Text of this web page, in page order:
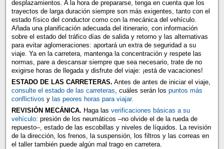
desplazamientos. A la hora de prepararse, tenga en cuenta que los
trayectos de larga duración siempre son más exigentes, tanto con el
estado físico del conductor como con la mecánica del vehículo.
Añada una planificación adecuada del itinerario, con información
sobre el estado del tráfico días de salida y retorno y las alternativas
para evitar aglomeraciones: aportará un extra de seguridad a su
viaje. Ya en la carretera, mantenga la concentración y respete las
normas, pare a descansar siempre que sea necesario, trate de no
exigirse horas de llegada y disfrute del viaje: ¡está de vacaciones!
ESTADO DE LAS CARRETERAS. Antes de antes de iniciar el viaje,
consulte el estado de las carreteras , cuáles serán los puntos más
conflictivos y las peores horas para viajar.
REVISIÓN MECÁNICA. Haga las verificaciones básicas a su
vehículo: presión de los neumáticos –no olvide el de la rueda de
repuesto–, estado de las escobillas y niveles de líquidos. La revisión
de la dirección, los frenos, la suspensión, los filtros y las correas en
el taller también puede algún mal trago en carretera.